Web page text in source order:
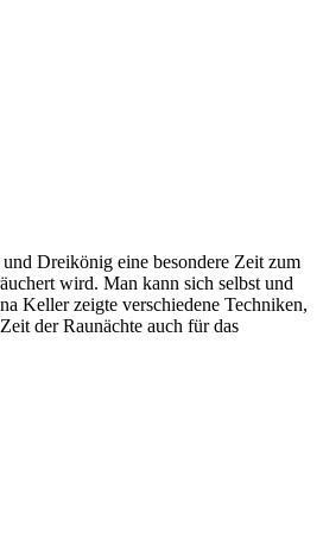
Dreikönig eine besondere Zeit zum
wird. Man kann sich selbst und
Keller zeigte verschiedene Techniken,
der Raunächte auch für das